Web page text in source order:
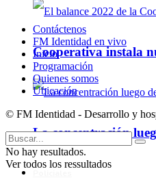
Cooperativa instala
La concentración
Contáctenos
FM Identidad en vivo
Inicio
Programación
Quienes somos
Ubicación
© FM Identidad - Desarrollo y
No hay resultados.
Ver todos los ressultados